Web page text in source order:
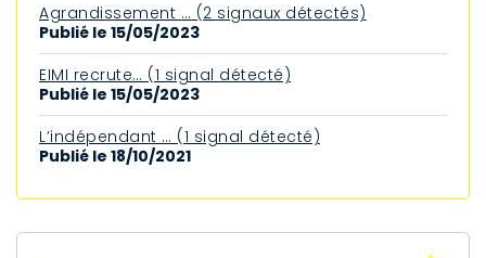
Agrandissement … (2 signaux détectés)
Publié le 15/05/2023
EIMI recrute… (1 signal détecté)
Publié le 15/05/2023
L’indépendant … (1 signal détecté)
Publié le 18/10/2021